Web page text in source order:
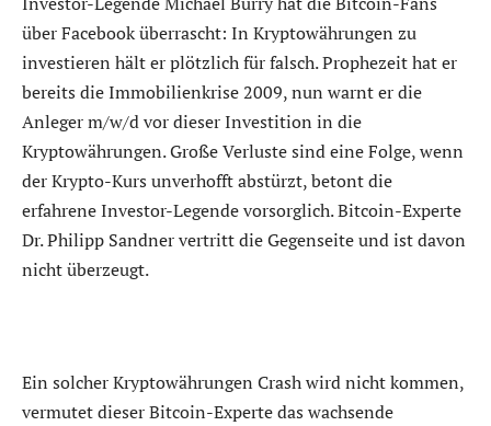
über Facebook überrascht: In Kryptowährungen zu
investieren hält er plötzlich für falsch. Prophezeit hat er
bereits die Immobilienkrise 2009, nun warnt er die
Anleger m/w/d vor dieser Investition in die
Kryptowährungen. Große Verluste sind eine Folge, wenn
der Krypto-Kurs unverhofft abstürzt, betont die
erfahrene Investor-Legende vorsorglich. Bitcoin-Experte
Dr. Philipp Sandner vertritt die Gegenseite und ist davon
nicht überzeugt.
Ein solcher Kryptowährungen Crash wird nicht kommen,
vermutet dieser Bitcoin-Experte das wachsende